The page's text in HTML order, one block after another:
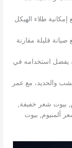
طلاء الهيكل
قليلة مقارنة
يفضل استخدامه في
والحديد، مع عمر
بيوت شعر خفيفة,
ألمنيوم, بيوت